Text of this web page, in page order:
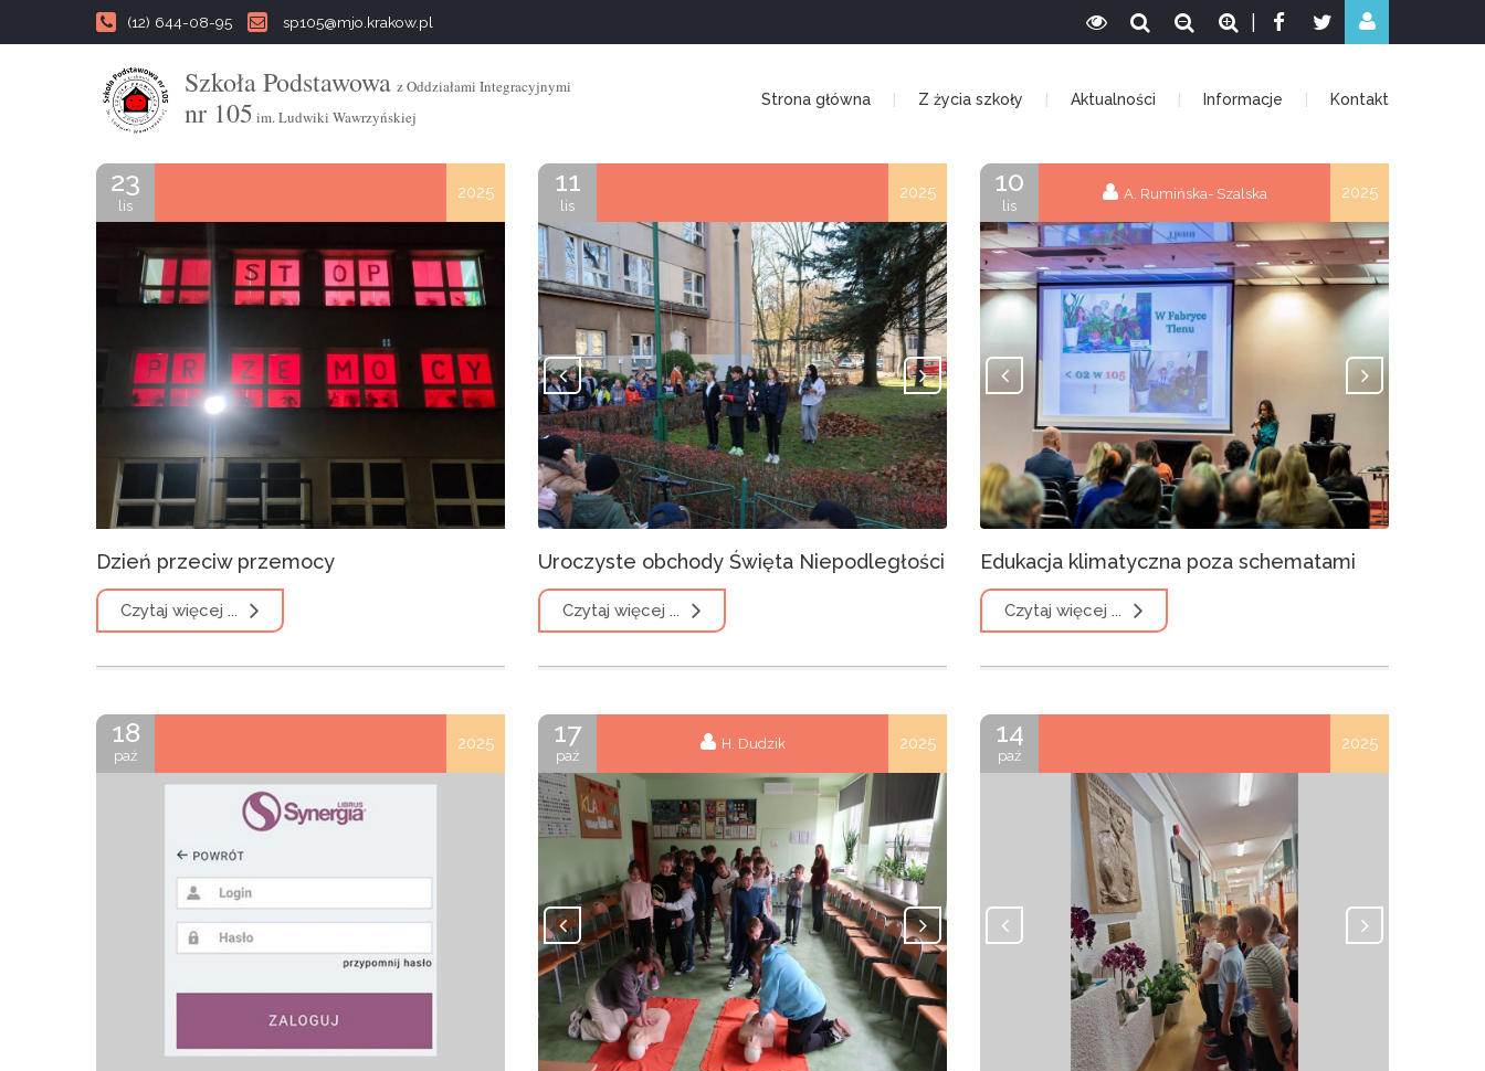
(12) 644-08-95 sp105@mjo.krakow.pl
Szkoła Podstawowa z Oddziałami Integracyjnymi
nr 105 im. Ludwiki Wawrzyńskiej
Strona główna Z życia szkoły Aktualności Informacje Kontakt
23
lis
2025
Dzień przeciw przemocy
Czytaj więcej ...
11
lis
2025
Uroczyste obchody Święta Niepodległości
Czytaj więcej ...
10
lis
A. Rumińska- Szalska 2025
Edukacja klimatyczna poza schematami
Czytaj więcej ...
18
paź
2025 17
paź
H. Dudzik 2025 14
paź
2025